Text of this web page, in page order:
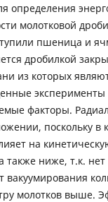
определения
молотковой
пшеница и
дробилкой
из которых
эксперименты
факторы.
поскольку в
на
также ниже, т.к.
вакуумирования
молотков выше.